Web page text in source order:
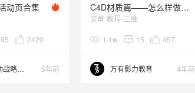
动页合集
95 2420
松鼠跃动战略咨询 5年前
C4D材质篇——怎么样做出微软11宣传片中的毛玻璃质感？
文章-教程-三维
1.1w 15 457
万有影力教育 4年前